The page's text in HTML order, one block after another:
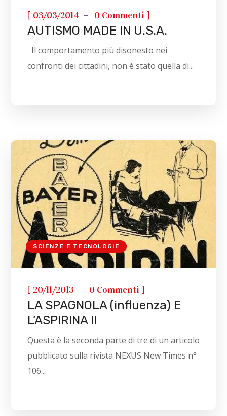
[ 03/03/2014 0 Commenti ]
AUTISMO MADE IN U.S.A.
Il comportamento più disonesto nei
confronti dei cittadini, non è stato quella di...
SCIENZE E TECNOLOGIE
[ 20/11/2013 0 Commenti ]
LA SPAGNOLA (influenza) E
L’ASPIRINA II
Questa è la seconda parte di tre di un articolo
pubblicato sulla rivista NEXUS New Times n°
106...